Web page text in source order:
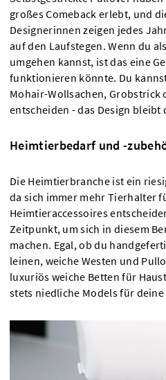
großes Comeback erlebt, und
Designerinnen zeigen jedes
auf den Laufstegen. Wenn du
umgehen kannst, ist das eine
funktionieren könnte. Du
Mohair-Wollsachen, Grobstrick
entscheiden - das Design bleibt
Heimtierbedarf und -
Die Heimtierbranche ist ein
da sich immer mehr Tierhalter
Heimtieraccessoires
Zeitpunkt, um sich in diesem
machen. Egal, ob du
leinen, weiche Westen und
luxuriös weiche Betten für
stets niedliche Models für